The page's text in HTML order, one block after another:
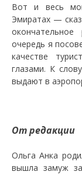
Вот и весь
Эмиратах —
очередь я
качестве
глазами. К
выдают в
От редакции
Ольга Анка
вышла замуж